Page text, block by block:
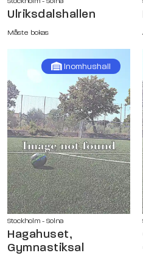
Ulriksdalshallen
Måste bokas
Inomhushall
Stockholm - Solna
Hagahuset,
Gymnastiksal